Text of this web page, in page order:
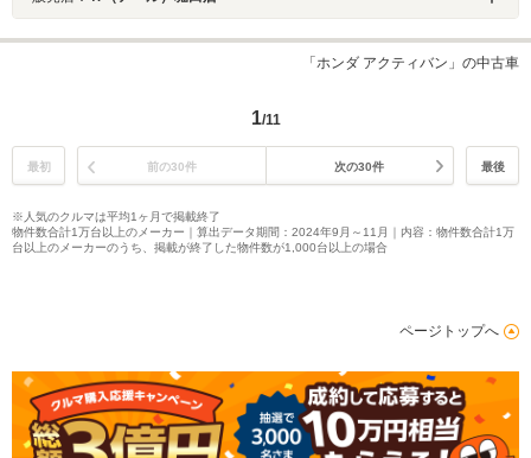
「ホンダ アクティバン」の中古車
1/11
最初 前の30件 次の30件 最後
※人気のクルマは平均1ヶ月で掲載終了
物件数合計1万台以上のメーカー｜算出データ期間：2024年9月～11月｜内容：物件数合計1万
台以上のメーカーのうち、掲載が終了した物件数が1,000台以上の場合
ページトップへ